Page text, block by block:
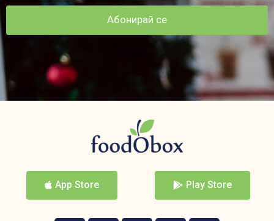
Абонирай се
App Store Play Store